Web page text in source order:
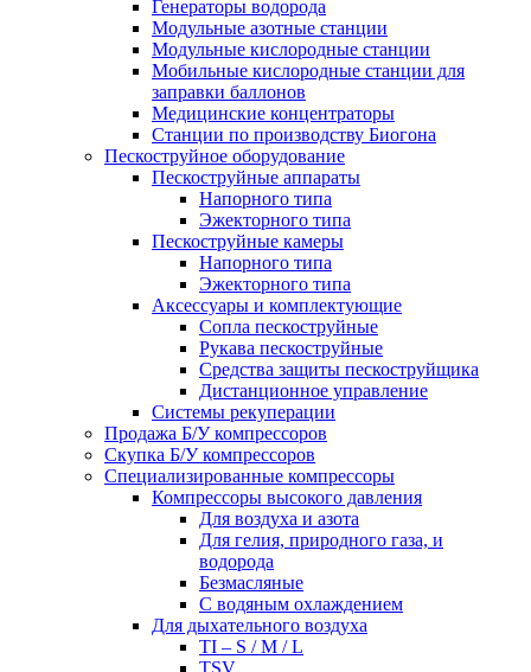
Генераторы водорода
Модульные азотные станции
Модульные кислородные станции
Мобильные кислородные станции для
заправки баллонов
Медицинские концентраторы
Станции по производству Биогона
Пескоструйное оборудование
Пескоструйные аппараты
Напорного типа
Эжекторного типа
Пескоструйные камеры
Напорного типа
Эжекторного типа
Аксессуары и комплектующие
Сопла пескоструйные
Рукава пескоструйные
Средства защиты пескоструйщика
Дистанционное управление
Системы рекуперации
Продажа Б/У компрессоров
Скупка Б/У компрессоров
Специализированные компрессоры
Компрессоры высокого давления
Для воздуха и азота
Для гелия, природного газа, и
водорода
Безмасляные
С водяным охлаждением
Для дыхательного воздуха
TI – S / M / L
TSV